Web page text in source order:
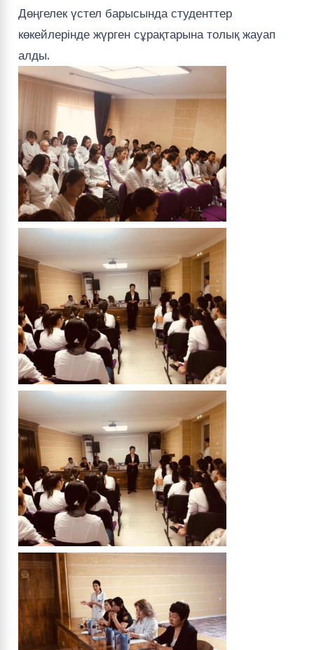
Дөңгелек үстел барысында студенттер
көкейлерінде жүрген сұрақтарына толық жауап
алды.